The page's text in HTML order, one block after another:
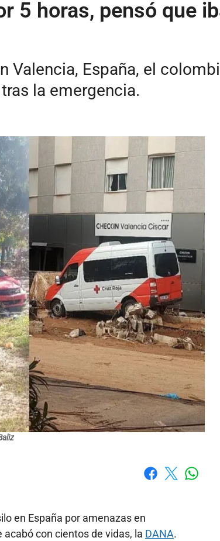
5 horas, pensó que
Valencia, España, el
la emergencia.
en España por amenazas en
con cientos de vidas, la DANA.